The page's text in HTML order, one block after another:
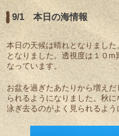
9/1 本日の海情報
本日の天候は晴れとなりまし
となりました。透視度は１０
なっています。
お盆を過ぎたあたりから増え
られるようになりました。秋
泳ぎ去るのがよく見られるよう